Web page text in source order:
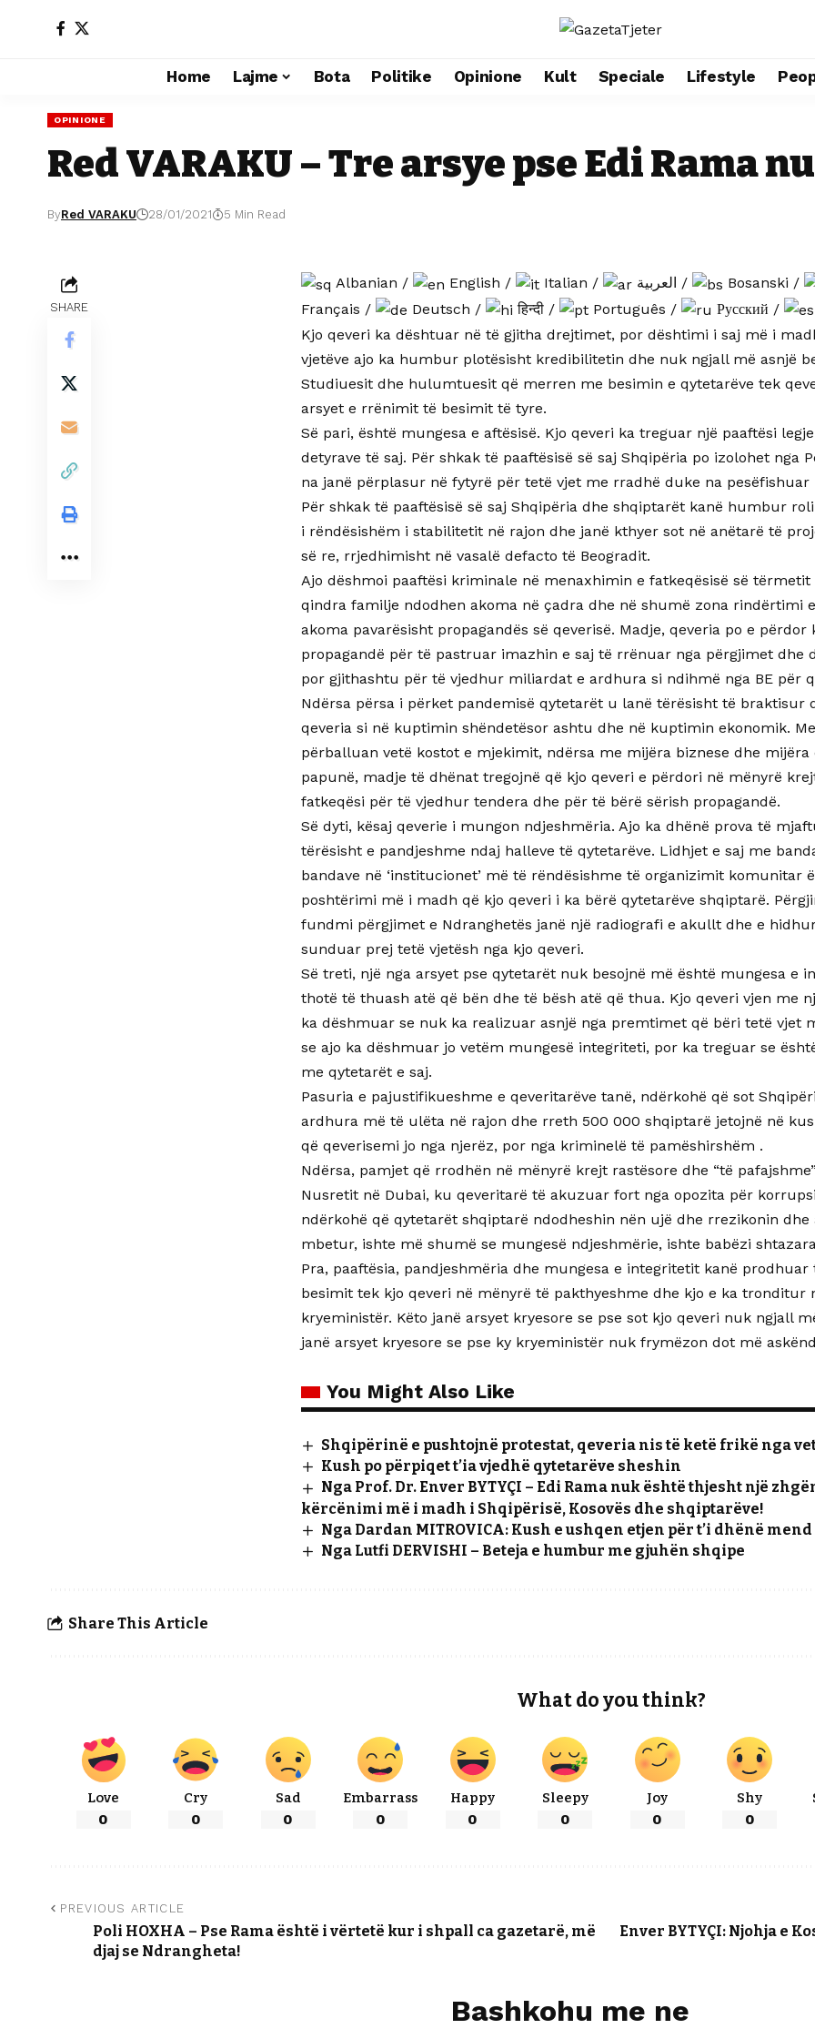
Home Lajme Bota Politike Opinione Kult Speciale Lifestyle
OPINIONE
Red VARAKU – Tre arsye pse Edi Rama
ByRed VARAKU 28/01/2021 5 Min Read
SHARE
Albanian / English / Italian / العربية / Bosanski /
Français / Deutsch / हिन्दी / Português / Русский /
Kjo qeveri ka dështuar në të gjitha drejtimet, por dështimi i saj më i
vjetëve ajo ka humbur plotësisht kredibilitetin dhe nuk ngjall më asnjë
Studiuesit dhe hulumtuesit që merren me besimin e qytetarëve tek
arsyet e rrënimit të besimit të tyre.
Së pari, është mungesa e aftësisë. Kjo qeveri ka treguar një paaftësi
detyrave të saj. Për shkak të paaftësisë së saj Shqipëria po izolohet nga
na janë përplasur në fytyrë për tetë vjet me rradhë duke na
Për shkak të paaftësisë së saj Shqipëria dhe shqiptarët kanë humbur
i rëndësishëm i stabilitetit në rajon dhe janë kthyer sot në anëtarë të
së re, rrjedhimisht në vasalë defacto të Beogradit.
Ajo dëshmoi paaftësi kriminale në menaxhimin e fatkeqësisë së tërmetit
qindra familje ndodhen akoma në çadra dhe në shumë zona rindërtimi
akoma pavarësisht propagandës së qeverisë. Madje, qeveria po e
propagandë për të pastruar imazhin e saj të rrënuar nga përgjimet dhe
por gjithashtu për të vjedhur miliardat e ardhura si ndihmë nga BE për
Ndërsa përsa i përket pandemisë qytetarët u lanë tërësisht të braktisur
qeveria si në kuptimin shëndetësor ashtu dhe në kuptimin ekonomik.
përballuan vetë kostot e mjekimit, ndërsa me mijëra biznese dhe
papunë, madje të dhënat tregojnë që kjo qeveri e përdori në mënyrë
fatkeqësi për të vjedhur tendera dhe për të bërë sërish propagandë.
Së dyti, kësaj qeverie i mungon ndjeshmëria. Ajo ka dhënë prova të
tërësisht e pandjeshme ndaj halleve të qytetarëve. Lidhjet e saj me
bandave në ‘institucionet’ më të rëndësishme të organizimit komunitar
poshtërimi më i madh që kjo qeveri i ka bërë qytetarëve shqiptarë.
fundmi përgjimet e Ndranghetës janë një radiografi e akullt dhe e
sunduar prej tetë vjetësh nga kjo qeveri.
Së treti, një nga arsyet pse qytetarët nuk besojnë më është mungesa e
thotë të thuash atë që bën dhe të bësh atë që thua. Kjo qeveri vjen me
ka dëshmuar se nuk ka realizuar asnjë nga premtimet që bëri tetë vjet
se ajo ka dëshmuar jo vetëm mungesë integriteti, por ka treguar se
me qytetarët e saj.
Pasuria e pajustifikueshme e qeveritarëve tanë, ndërkohë që sot
ardhura më të ulëta në rajon dhe rreth 500 000 shqiptarë jetojnë në
që qeverisemi jo nga njerëz, por nga kriminelë të pamëshirshëm .
Ndërsa, pamjet që rrodhën në mënyrë krejt rastësore dhe “të
Nusretit në Dubai, ku qeveritarë të akuzuar fort nga opozita për
ndërkohë që qytetarët shqiptarë ndodheshin nën ujë dhe rrezikonin
mbetur, ishte më shumë se mungesë ndjeshmërie, ishte babëzi
Pra, paaftësia, pandjeshmëria dhe mungesa e integritetit kanë
besimit tek kjo qeveri në mënyrë të pakthyeshme dhe kjo e ka tronditur
kryeministër. Këto janë arsyet kryesore se pse sot kjo qeveri nuk ngjall
janë arsyet kryesore se pse ky kryeministër nuk frymëzon dot më
You Might Also Like
Shqipërinë e pushtojnë protestat, qeveria nis të ketë frikë nga
Kush po përpiqet t’ia vjedhë qytetarëve sheshin
Nga Prof. Dr. Enver BYTYÇI – Edi Rama nuk është thjesht një
kërcënimi më i madh i Shqipërisë, Kosovës dhe shqiptarëve!
Nga Dardan MITROVICA: Kush e ushqen etjen për t’i dhënë
Nga Lutfi DERVISHI – Beteja e humbur me gjuhën shqipe
Share This Article
What do you think?
Love
0
Cry
0
Sad
0
Embarrass
0
Happy
0
Sleepy
0
Joy
0
Shy
0
PREVIOUS ARTICLE
Poli HOXHA – Pse Rama është i vërtetë kur i shpall ca gazetarë, më
djaj se Ndrangheta!
Enver BYTYÇI: Njohja e
Bashkohu me ne